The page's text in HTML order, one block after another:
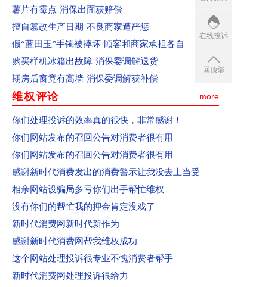
已收到：河南省商丘群众投诉商丘市中心汽车站
回复：河南省商丘群众投诉上华东庐已收到
回复：河南省商丘群众投诉前程嘉苑已收到
已受理：河南省西平县群众投诉美景国际现代城
已收到：河南省周口市淮阳区群众投诉华悦学府
已受理：业主投诉驻马店市上海滩花园
已收到：业主投诉济源天坛办事处商都苑
回复：河南省济源群众投诉公租房已收到
回复：平顶山群众投诉群星汇中心城美食城已收到
回复：河南省平顶山市群众投诉亚丁湾已收到
已收到：信阳市商城县消费者投诉阳光帝景
已收到：平顶山消费者投诉黄金花园
已收到：驻马店袁先生投诉爱克儿童梦幻乐园
回复：河南汝州市群众投诉汝州市南关花园C区已
回复：河南省洛阳市孟津区群众投诉中央花园已收
回复：河南省郑州高新区群众投诉金海西湖美景小
回复：河南省郑州二七区群众投诉河南书山教育已
薯片有霉点 消保出面获赔偿
擅自篡改生产日期 不良商家遭严惩
假“蓝田玉”手镯被摔坏 顾客和商家承担各自
购买样机冰箱出故障 消保委调解退货
期房后窗竟有高墙 消保委调解获补偿
维权评论 more
你们处理投诉的效率真的很快，非常感谢！
你们网站发布的召回公告对消费者很有用
你们网站发布的召回公告对消费者很有用
感谢新时代消费发出的消费警示让我没去上当受
相亲网站设骗局多亏你们出手帮忙维权
没有你们的帮忙我的押金肯定没戏了
新时代消费网新时代新作为
感谢新时代消费网帮我维权成功
这个网站处理投诉很专业不愧消费者帮手
新时代消费网处理投诉很给力
在线投诉
回顶部